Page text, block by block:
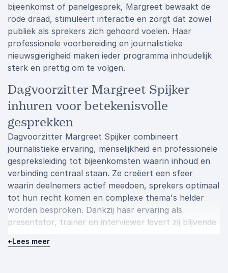
bijeenkomst of panelgesprek, Margreet bewaakt de
rode draad, stimuleert interactie en zorgt dat zowel
publiek als sprekers zich gehoord voelen. Haar
professionele voorbereiding en journalistieke
nieuwsgierigheid maken ieder programma inhoudelijk
sterk en prettig om te volgen.
Dagvoorzitter Margreet Spijker
inhuren voor betekenisvolle
gesprekken
Dagvoorzitter Margreet Spijker combineert
journalistieke ervaring, menselijkheid en professionele
gespreksleiding tot bijeenkomsten waarin inhoud en
verbinding centraal staan. Ze creëert een sfeer
waarin deelnemers actief meedoen, sprekers optimaal
tot hun recht komen en complexe thema's helder
worden besproken. Dankzij haar ervaring als
presentator, trainer en interviewer levert zij blijvende
communicatie en betekenisvolle dialoog.
+Lees meer